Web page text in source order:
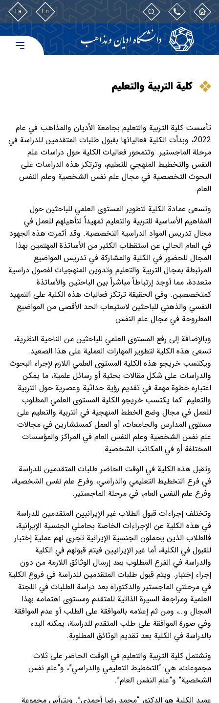
En
Fa
كلية التربية والتعليم
تأسست كلية التربية والتعليم بجامعة الأديان والمذاهب في عام
2022، وبدأت الكلية فعالياتها بقبول طلبات المتقدمين للدراسة في
مرحلة الماجستير. وتتمحور فعاليات الكلية حول دراسات علم
النفس والتخطيط المنهجي للتعليم، وترتكز هذه الدراسات على
البحوث التخصصية في مجال علم نفس الشخصية وعلم النفس
العام.
وتسعى عمادة الكلية لتطوير المستوى العلمي للباحثين حول
المفاهيم الأساسية للتربية والتعليم تمهيداً لتأهيلهم للعمل في
مجال تدريس المواد الدراسية التخصصية. وقد أثمرت هذه الجهود
في العام الحالي عن استقطاب الكثير من الأساتذة المهتمين بهذا
المجال للحضور في الكلية والمشاركة في تدريس المواضيع
المرتبطة بمجال التربية والتعليم وتدوين المنهجيات لفصول دراسية
متعددة، مما أوجد إرتباطاً مباشراً بين الباحثين والأساتذة
كمتخصصين. وفي الحقيقة ترتكز فعاليات هذه الكلية على التمهيد
النفسي والذهني للباحثين لاستيعاب الحد الأقصى من المواضيع
المطروحة في مجال علم النفس.
وبالإضافة إلى رفع المستوى العلمي للباحثين من الناحية النظرية،
تسعى هذه الكلية لتطوير المهارات العملية على هذا الصعيد.
ويكتسب خريجو هذه الكلية المستوى العلمي اللازم لإجراء البحوث
والدراسات على شكل مقالات بحثية أو رسائل علمية، ما يمكن
اعتباره خطوة مهمة في تقديم رؤية حداثية وعصرية حول التربية
والتعليم. كما يكتسب خريجو الكلية المستوى العلمي المطلوب
للعمل في مجال وضع الخطط المنهجية في التربية والتعليم على
مستوى المدارس والجامعات، أو العمل كمستشارين في مجالات
علم نفس الشخصية وعلم النفس العام في المراكز والمؤسسات
المختلفة أو في المكاتب الشخصية.
وتقبل هذه الكلية في الوقت الحاضر طلبات المتقدمين للدراسة
في فرع التخطيط التعليمي والدراسي، وفرع علم نفس الشخصية،
وفرع علم النفس العام، في مرحلة الماجستير.
وتختلف إجراءات قبول الطلاب غير الإيرانيين المتقدمين للدراسة
في هذه الكلية عن الإجراءات الخاصة بحاملي الجنسية الإيرانية،
فالطلاب الذين يحملون الجنسية الإيرانية تجرى لهم عملية إختبار
للقبول في الكلية، أما غير الإيرانيين فيتم قبولهم في الكلية
والدراسة في الفرع المطلوب بعد إرسال الوثائق اللازمة من دون
إجراء إختبار. ويتم قبول طلبات المتقدمين للدراسة في فروع الكلية
في مرحلتي الماجستير والدكتوراه بعد دراسة الطلبات في اللجنة
العلمية ومراجعة السيرة الذاتية للمتقدم ومستوى اهتمامه بهذا
المجال و…، ومن ثم إعلامه بالموافقة على الطلب أو عدم الموافقة.
وفي صورة الموافقة على طلب المتقدم للدراسة، يمكنه البدء
بالدراسة في الكلية بعد تقديم الوثائق المطلوبة.
وتشتمل كلية التربية والتعليم في الوقت الحاضر على ثلاث
مجموعات، هي: “التخطيط التعليمي والدراسي”، و”علم نفس
الشخصية” و”علم النفس العام”.
عميد الكلية هو الدكتور “محمد رضا أحمدي”. ويترأس مجموعة